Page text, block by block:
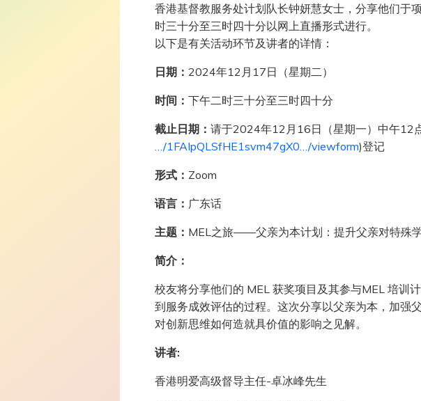
香港基督教服务处计划队长钟妍慧女士，分享他们
时三十分至三时四十分以网上直播形式进行。
以下是有关活动环节及讲者的详情：
日期： 2024年12月17日（星期二）
时间： 下午二时三十分至三时四十分
截止日期： 请于2024年12月16日（星期一）中午12
…/1FAIpQLSfHE1svm47gX0…/viewform)登记
形式： Zoom
语言： 广东话
主题： MEL之旅——父亲为本计划：提升父亲对特殊
简介：
校友将分享他们的 MEL 获奖项目及其参与MEL 培训
到服务成效评估的过程。这次分享以父亲为本，加强
对创新思维如何造就具价值的影响之见解。
讲者:
香港明爱高级督导主任-卓冰峰先生